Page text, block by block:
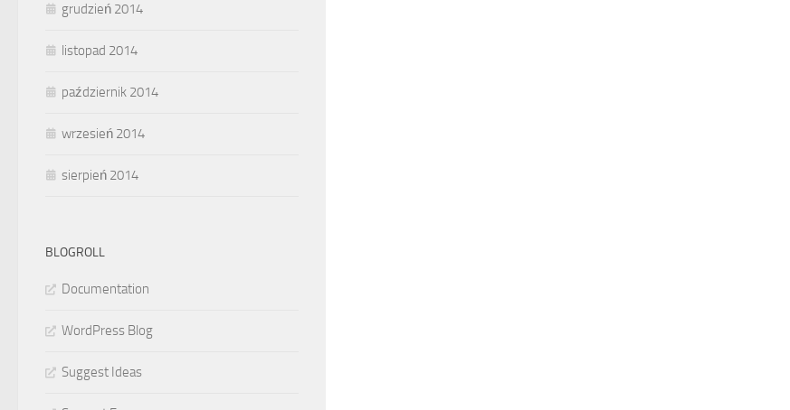
grudzień 2014
listopad 2014
październik 2014
wrzesień 2014
sierpień 2014
BLOGROLL
Documentation
WordPress Blog
Suggest Ideas